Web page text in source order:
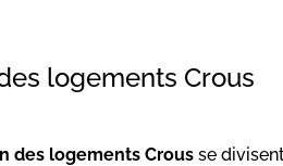
logements Crous
des logements Crous se